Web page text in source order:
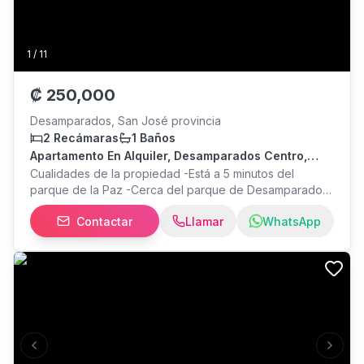
1 / 11
₡ 250,000
Desamparados, San José provincia
2 Recámaras
1 Baños
Apartamento En Alquiler, Desamparados Centro,
Barrio Metropoli
Cualidades de la propiedad -Está a 5 minutos del
parque de la Paz -Cerca del parque de Desamparados,
en barrio Metropoli Características de la propiedad -
Apartamento 2 cuartos, sala-comedor, baño completo,
precio: 265,000 Nota: Se permiten animales pequeños
(gatos), tiene opción de cochera por 20,000, se incluye
Contactar Llamar WhatsApp
Previous slide Next